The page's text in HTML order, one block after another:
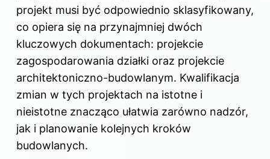
projekt musi być odpowiednio sklasyfikowany,
co opiera się na przynajmniej dwóch
kluczowych dokumentach: projekcie
zagospodarowania działki oraz projekcie
architektoniczno-budowlanym. Kwalifikacja
zmian w tych projektach na istotne i
nieistotne znacząco ułatwia zarówno nadzór,
jak i planowanie kolejnych kroków
budowlanych.